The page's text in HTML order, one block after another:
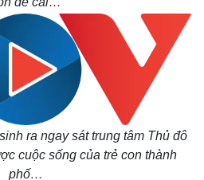
ra ngay sát trung tâm Thủ đô
cuộc sống của trẻ con thành
phố…